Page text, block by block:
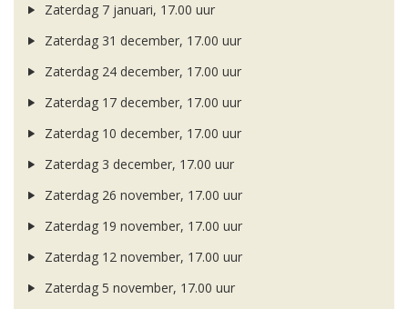
Zaterdag 7 januari, 17.00 uur
Zaterdag 31 december, 17.00 uur
Zaterdag 24 december, 17.00 uur
Zaterdag 17 december, 17.00 uur
Zaterdag 10 december, 17.00 uur
Zaterdag 3 december, 17.00 uur
Zaterdag 26 november, 17.00 uur
Zaterdag 19 november, 17.00 uur
Zaterdag 12 november, 17.00 uur
Zaterdag 5 november, 17.00 uur